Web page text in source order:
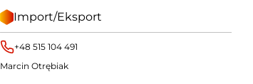
Import/Eksport
+48 515 104 491
Marcin Otrębiak